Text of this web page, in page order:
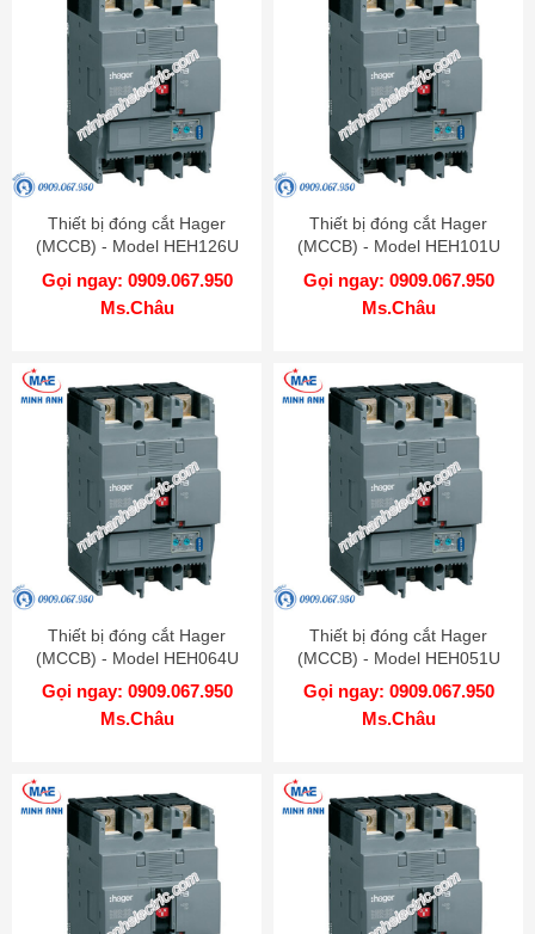
Thiết bị đóng cắt Hager
(MCCB) - Model HEH126U
Gọi ngay: 0909.067.950
Ms.Châu
Thiết bị đóng cắt Hager
(MCCB) - Model HEH101U
Gọi ngay: 0909.067.950
Ms.Châu
Thiết bị đóng cắt Hager
(MCCB) - Model HEH064U
Gọi ngay: 0909.067.950
Ms.Châu
Thiết bị đóng cắt Hager
(MCCB) - Model HEH051U
Gọi ngay: 0909.067.950
Ms.Châu